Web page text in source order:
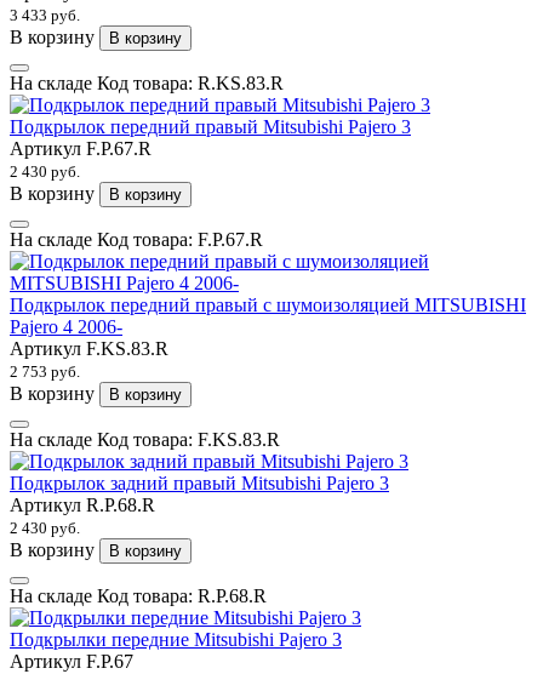
3 433 руб.
В корзину В корзину
На складе Код товара: R.KS.83.R
Подкрылок передний правый Mitsubishi Pajero 3
Артикул F.P.67.R
2 430 руб.
В корзину В корзину
На складе Код товара: F.P.67.R
Подкрылок передний правый с шумоизоляцией MITSUBISHI
Pajero 4 2006-
Артикул F.KS.83.R
2 753 руб.
В корзину В корзину
На складе Код товара: F.KS.83.R
Подкрылок задний правый Mitsubishi Pajero 3
Артикул R.P.68.R
2 430 руб.
В корзину В корзину
На складе Код товара: R.P.68.R
Подкрылки передние Mitsubishi Pajero 3
Артикул F.P.67